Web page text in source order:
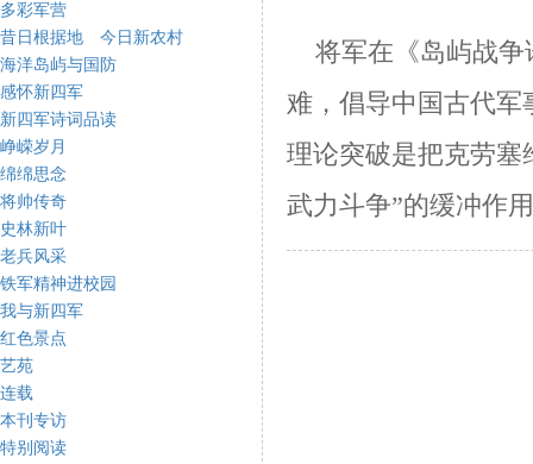
多彩军营
昔日根据地 今日新农村
海洋岛屿与国防
感怀新四军
新四军诗词品读
峥嵘岁月
绵绵思念
将帅传奇
史林新叶
老兵风采
铁军精神进校园
我与新四军
红色景点
艺苑
连载
本刊专访
特别阅读
将军在《岛屿战争
难，倡导中国古代军
理论突破是把克劳塞
武力斗争”的缓冲作